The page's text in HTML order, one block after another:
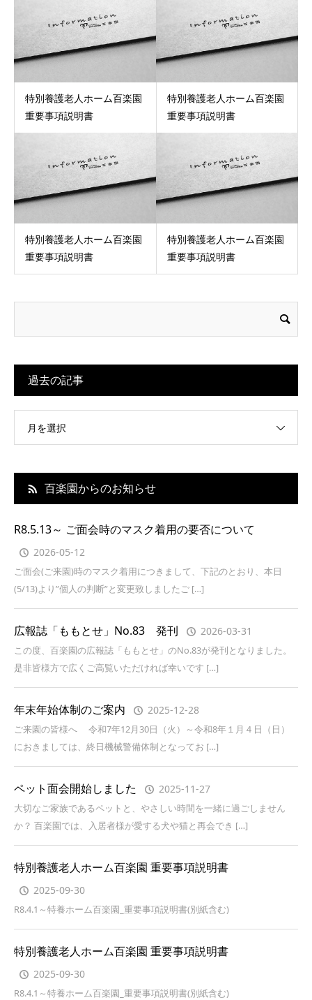
特別養護老人ホーム百楽園
重要事項説明書
特別養護老人ホーム百楽園
重要事項説明書
特別養護老人ホーム百楽園
重要事項説明書
特別養護老人ホーム百楽園
重要事項説明書
過去の記事
月を選択
百楽園からのお知らせ
R8.5.13～ ご面会時のマスク着用の要否について
2026-05-12
ご面会(ご来園)時のマスク着用につきまして、下記のとおり、本日
(5/13)より”個人の判断”と変更致しましたご […]
広報誌「ももとせ」No.83 発刊 2026-03-31
この度、百楽園の広報誌「ももとせ」のNo.83が発刊となりました。
是非皆様方で広くご高覧いただければ幸いです […]
年末年始体制のご案内 2025-12-28
ご来園の皆様へ 令和7年12月30日（火）～令和8年１月４日（日）
におきましては、終日機械警備体制となってお […]
ペット面会開始しました 2025-11-27
大切なご家族であるペットと、やさしい時間を一緒に過ごしません
か？ 百楽園では、入居者様が愛する犬や猫と再会でき […]
特別養護老人ホーム百楽園 重要事項説明書
2025-09-30
R8.4.1～特養ホーム百楽園_重要事項説明書(別紙含む)
特別養護老人ホーム百楽園 重要事項説明書
2025-09-30
R8.4.1～特養ホーム百楽園_重要事項説明書(別紙含む)